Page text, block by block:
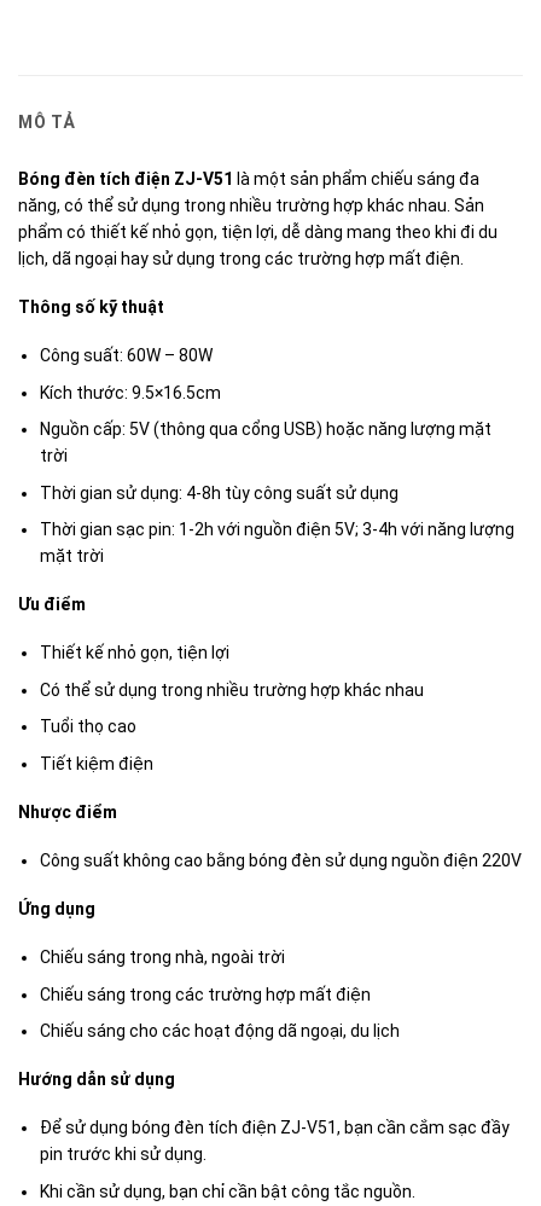
MÔ TẢ
Bóng đèn tích điện ZJ-V51 là một sản phẩm chiếu sáng đa
năng, có thể sử dụng trong nhiều trường hợp khác nhau. Sản
phẩm có thiết kế nhỏ gọn, tiện lợi, dễ dàng mang theo khi đi du
lịch, dã ngoại hay sử dụng trong các trường hợp mất điện.
Thông số kỹ thuật
Công suất: 60W – 80W
Kích thước: 9.5×16.5cm
Nguồn cấp: 5V (thông qua cổng USB) hoặc năng lượng mặt
trời
Thời gian sử dụng: 4-8h tùy công suất sử dụng
Thời gian sạc pin: 1-2h với nguồn điện 5V; 3-4h với năng lượng
mặt trời
Ưu điểm
Thiết kế nhỏ gọn, tiện lợi
Có thể sử dụng trong nhiều trường hợp khác nhau
Tuổi thọ cao
Tiết kiệm điện
Nhược điểm
Công suất không cao bằng bóng đèn sử dụng nguồn điện 220V
Ứng dụng
Chiếu sáng trong nhà, ngoài trời
Chiếu sáng trong các trường hợp mất điện
Chiếu sáng cho các hoạt động dã ngoại, du lịch
Hướng dẫn sử dụng
Để sử dụng bóng đèn tích điện ZJ-V51, bạn cần cắm sạc đầy
pin trước khi sử dụng.
Khi cần sử dụng, bạn chỉ cần bật công tắc nguồn.